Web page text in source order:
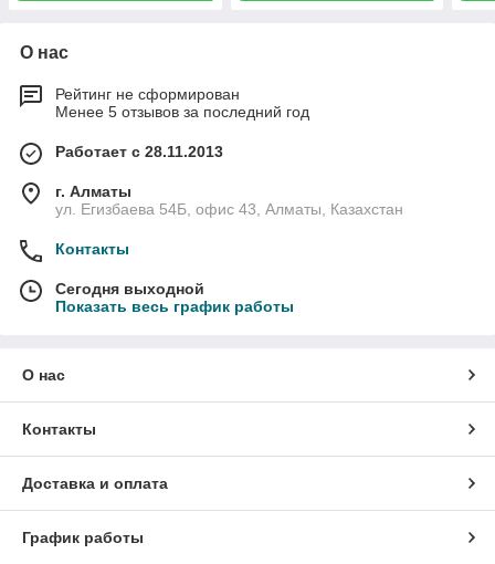
О нас
Рейтинг не сформирован
Менее 5 отзывов за последний год
Работает с 28.11.2013
г. Алматы
ул. Егизбаева 54Б, офис 43, Алматы, Казахстан
Контакты
Сегодня выходной
Показать весь график работы
О нас
Контакты
Доставка и оплата
График работы